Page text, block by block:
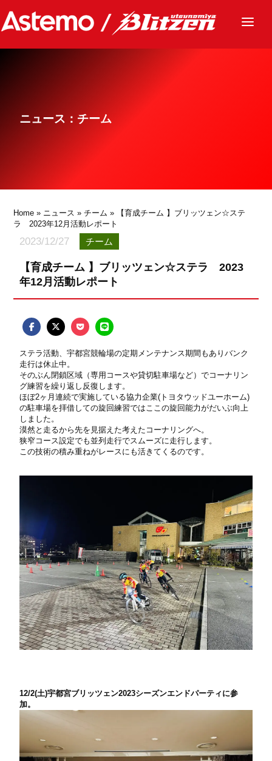
ニュース
グッズ
ニュース：チーム
Home » ニュース »チーム » 【育成チーム 】ブリッツェン☆ステ
ラ 2023年12月活動レポート
2023/12/27 チーム
【育成チーム 】ブリッツェン☆ステラ 2023
年12月活動レポート
ステラ活動、宇都宮競輪場の定期メンテナンス期間もありバンク
走行は休止中。
そのぶん閉鎖区域（専用コースや貸切駐車場など）でコーナリン
グ練習を繰り返し反復します。
ほぼ2ヶ月連続で実施している協力企業( トヨタウッドユーホーム)
の駐車場を拝借しての旋回練習ではここの旋回能力がだいぶ向上
しました。
漠然と走るから先を見据えた考えたコーナリングへ。
狭窄コース設定でも並列走行でスムーズに走行します。
この技術の積み重ねがレースにも活きてくるのです。
12/2(土)宇都宮ブリッツェン2023シーズンエンドパーティに参
加。